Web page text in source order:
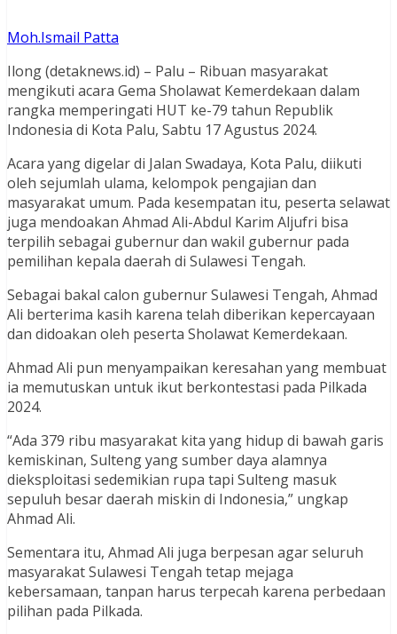
Moh.Ismail Patta
Ilong (detaknews.id) – Palu – Ribuan masyarakat
mengikuti acara Gema Sholawat Kemerdekaan dalam
rangka memperingati HUT ke-79 tahun Republik
Indonesia di Kota Palu, Sabtu 17 Agustus 2024.
Acara yang digelar di Jalan Swadaya, Kota Palu, diikuti
oleh sejumlah ulama, kelompok pengajian dan
masyarakat umum. Pada kesempatan itu, peserta selawat
juga mendoakan Ahmad Ali-Abdul Karim Aljufri bisa
terpilih sebagai gubernur dan wakil gubernur pada
pemilihan kepala daerah di Sulawesi Tengah.
Sebagai bakal calon gubernur Sulawesi Tengah, Ahmad
Ali berterima kasih karena telah diberikan kepercayaan
dan didoakan oleh peserta Sholawat Kemerdekaan.
Ahmad Ali pun menyampaikan keresahan yang membuat
ia memutuskan untuk ikut berkontestasi pada Pilkada
2024.
“Ada 379 ribu masyarakat kita yang hidup di bawah garis
kemiskinan, Sulteng yang sumber daya alamnya
dieksploitasi sedemikian rupa tapi Sulteng masuk
sepuluh besar daerah miskin di Indonesia,” ungkap
Ahmad Ali.
Sementara itu, Ahmad Ali juga berpesan agar seluruh
masyarakat Sulawesi Tengah tetap mejaga
kebersamaan, tanpan harus terpecah karena perbedaan
pilihan pada Pilkada.